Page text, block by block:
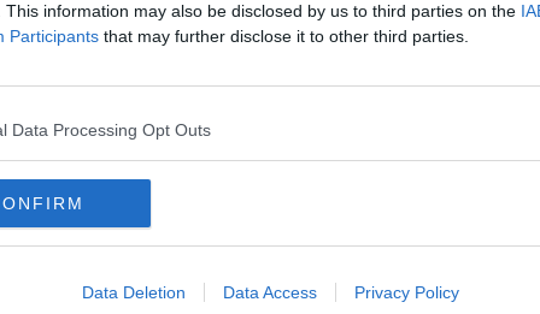
This information may also be disclosed by us to third parties on the
Participants that may further disclose it to other third parties.
Data Processing Opt Outs
Data Deletion Data Access Privacy Policy
iscriviti alla
nella tua casella di posta.